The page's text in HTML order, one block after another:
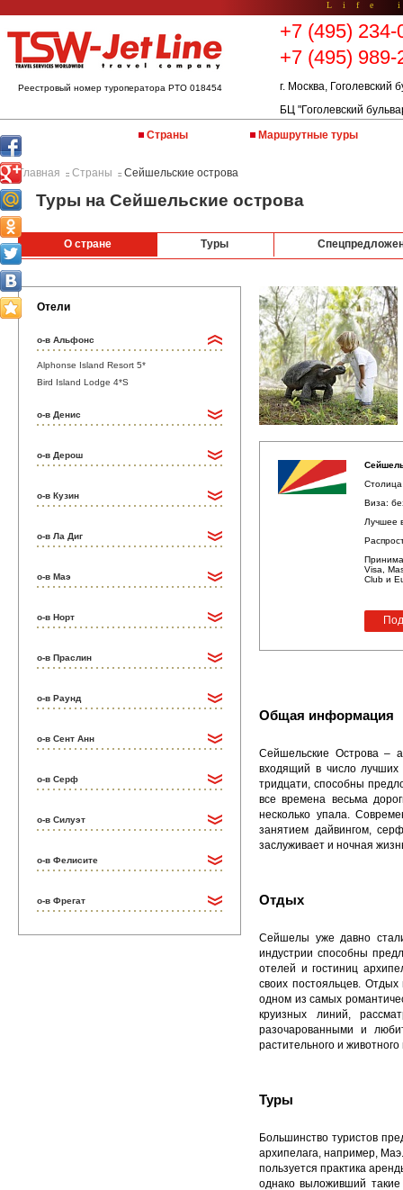
Life
Реестровый номер туроператора РТО 018454
+7 (495) 234-
+7 (495) 989-
г. Москва, Гоголевский
БЦ "Гоголевский
Страны
Маршрутные туры
Главная :: Страны :: Сейшельские острова
Туры на Сейшельские острова
О стране Туры
Отели
о-в Альфонс
Alphonse Island Resort 5*
Bird Island Lodge 4*S
о-в Денис
о-в Дерош
о-в Кузин
о-в Ла Диг
о-в Маэ
о-в Норт
о-в Праслин
о-в Раунд
о-в Сент Анн
о-в Серф
о-в Силуэт
о-в Фелисите
о-в Фрегат
Столица
Виза:
Лучшее
Visa,
Club и
Общая информация
Сейшельские Острова –
входящий в число
тридцати, способны
все времена весьма
несколько упала.
занятием дайвингом,
заслуживает и ночная
Отдых
Сейшелы уже давно
индустрии способны
отелей и гостиниц
своих постояльцев.
одном из самых
круизных линий,
разочарованными и
растительного и
Туры
Большинство туристов
архипелага, например,
пользуется практика
однако выложивший